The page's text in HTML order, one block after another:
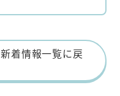
着情報一覧に戻